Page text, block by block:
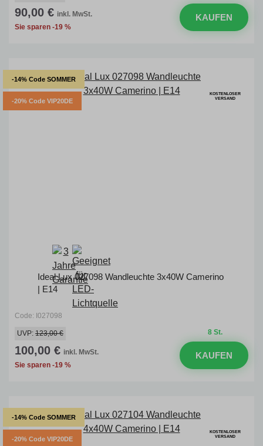
90,00 € inkl. MwSt.
Sie sparen -19 %
KAUFEN
-14% Code SOMMER
-20% Code VIP20DE
KOSTENLOSER
VERSAND
Ideal Lux 027098 Wandleuchte 3x40W Camerino
| E14
Code: I027098
8 St.
UVP: 123,00 €
100,00 € inkl. MwSt.
Sie sparen -19 %
KAUFEN
-14% Code SOMMER
-20% Code VIP20DE
KOSTENLOSER
VERSAND